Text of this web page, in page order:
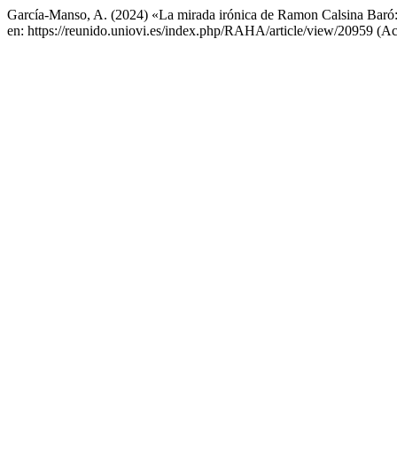
García-Manso, A. (2024) «La mirada irónica de Ramon Calsina
en: https://reunido.uniovi.es/index.php/RAHA/article/view/20959